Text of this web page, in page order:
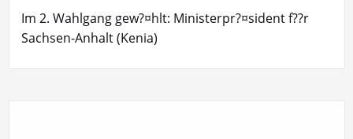
Im 2. Wahlgang gew?¤hlt: Ministerpr?¤sident f??r
Sachsen-Anhalt (Kenia)